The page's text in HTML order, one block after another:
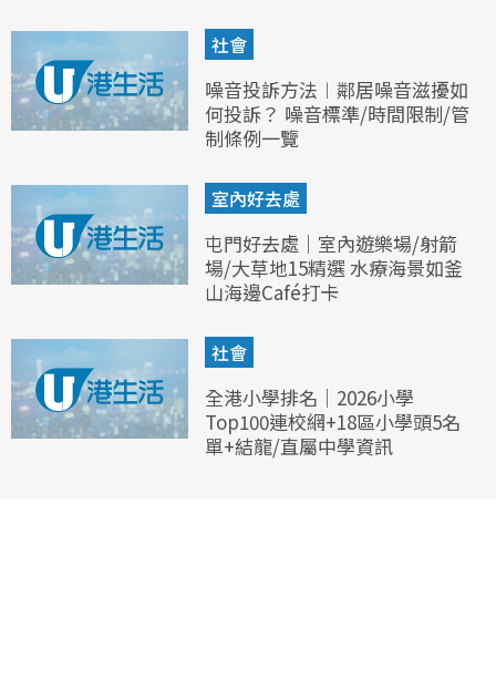
社會
噪音投訴方法︱鄰居噪音滋擾如
何投訴？ 噪音標準/時間限制/管
制條例一覽
室內好去處
屯門好去處｜室內遊樂場/射箭
場/大草地15精選 水療海景如釜
山海邊Café打卡
社會
全港小學排名｜2026小學
Top100連校網+18區小學頭5名
單+結龍/直屬中學資訊